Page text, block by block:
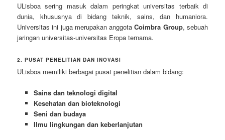
ULisboa sering masuk dalam peringkat universitas terbaik di
dunia, khususnya di bidang teknik, sains, dan humaniora.
Universitas ini juga merupakan anggotaCoimbra Group, sebuah
jaringan universitas-universitas Eropa ternama.
2. PUSAT PENELITIAN DAN INOVASI
ULisboa memiliki berbagai pusat penelitian dalam bidang:
Sains dan teknologi digital
Kesehatan dan bioteknologi
Seni dan budaya
Ilmu lingkungan dan keberlanjutan